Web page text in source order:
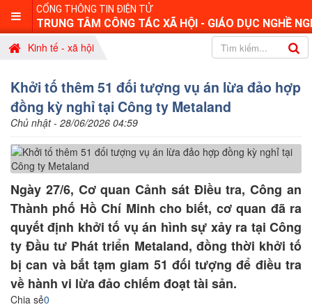
CỔNG THÔNG TIN ĐIỆN TỬ
TRUNG TÂM CÔNG TÁC XÃ HỘI - GIÁO DỤC NGHỀ
Kinh tế - xã hội
Khởi tố thêm 51 đối tượng vụ án lừa đảo hợp
đồng kỳ nghỉ tại Công ty Metaland
Chủ nhật - 28/06/2026 04:59
Ngày 27/6, Cơ quan Cảnh sát Điều tra, Công an
Thành phố Hồ Chí Minh cho biết, cơ quan đã ra
quyết định khởi tố vụ án hình sự xảy ra tại Công
ty Đầu tư Phát triển Metaland, đồng thời khởi tố
bị can và bắt tạm giam 51 đối tượng để điều tra
về hành vi lừa đảo chiếm đoạt tài sản.
Chia sẻ0